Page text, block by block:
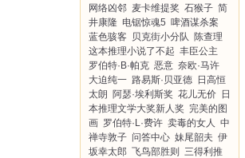
网络凶邻 麦卡维提奖 石猴子 简
井康隆 电锯惊魂5 啤酒谋杀案
蓝色骇客 贝克街小分队 陈查理
这本推理小说了不起 丰臣公主
罗伯特·B·帕克 恶意 奈欧·马许
大迫纯一 路易斯·贝亚德 日高恒
太朗 阿瑟·埃利斯奖 花儿无价 日
本推理文学大奖新人奖 完美的图
画 罗伯特·L·费许 卖毒的女人 中
禅寺敦子 问答中心 妹尾韶夫 伊
坂幸太郎 飞鸟部胜则
三得利推